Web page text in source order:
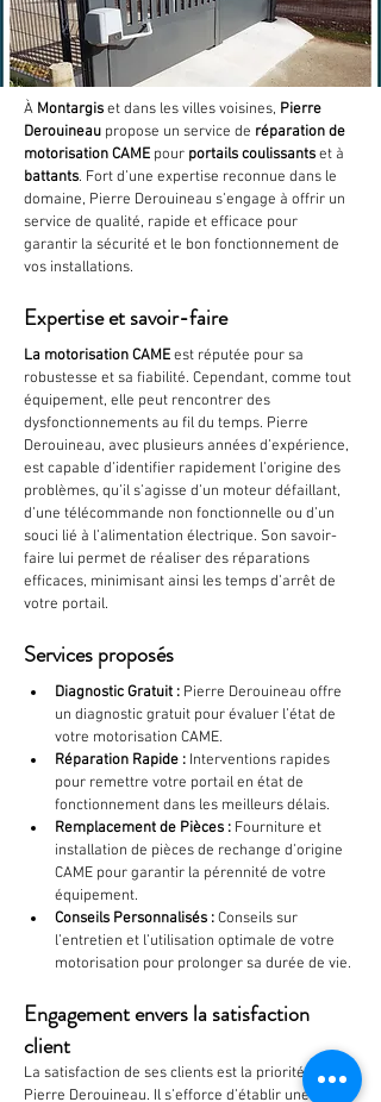
À Montargis et dans les villes voisines, Pierre
Derouineau propose un service de réparation de
motorisation CAME pour portails coulissants et à
battants. Fort d’une expertise reconnue dans le
domaine, Pierre Derouineau s’engage à offrir un
service de qualité, rapide et efficace pour
garantir la sécurité et le bon fonctionnement de
vos installations.
Expertise et savoir-faire
La motorisation CAME est réputée pour sa
robustesse et sa fiabilité. Cependant, comme tout
équipement, elle peut rencontrer des
dysfonctionnements au fil du temps. Pierre
Derouineau, avec plusieurs années d’expérience,
est capable d’identifier rapidement l’origine des
problèmes, qu’il s’agisse d’un moteur défaillant,
d’une télécommande non fonctionnelle ou d’un
souci lié à l’alimentation électrique. Son savoir-
faire lui permet de réaliser des réparations
efficaces, minimisant ainsi les temps d’arrêt de
votre portail.
Services proposés
Diagnostic Gratuit : Pierre Derouineau offre
un diagnostic gratuit pour évaluer l’état de
votre motorisation CAME.
Réparation Rapide : Interventions rapides
pour remettre votre portail en état de
fonctionnement dans les meilleurs délais.
Remplacement de Pièces : Fourniture et
installation de pièces de rechange d’origine
CAME pour garantir la pérennité de votre
équipement.
Conseils Personnalisés : Conseils sur
l’entretien et l’utilisation optimale de votre
motorisation pour prolonger sa durée de vie.
Engagement envers la satisfaction
client
La satisfaction de ses clients est la priorité de
Pierre Derouineau. Il s’efforce d’établir une